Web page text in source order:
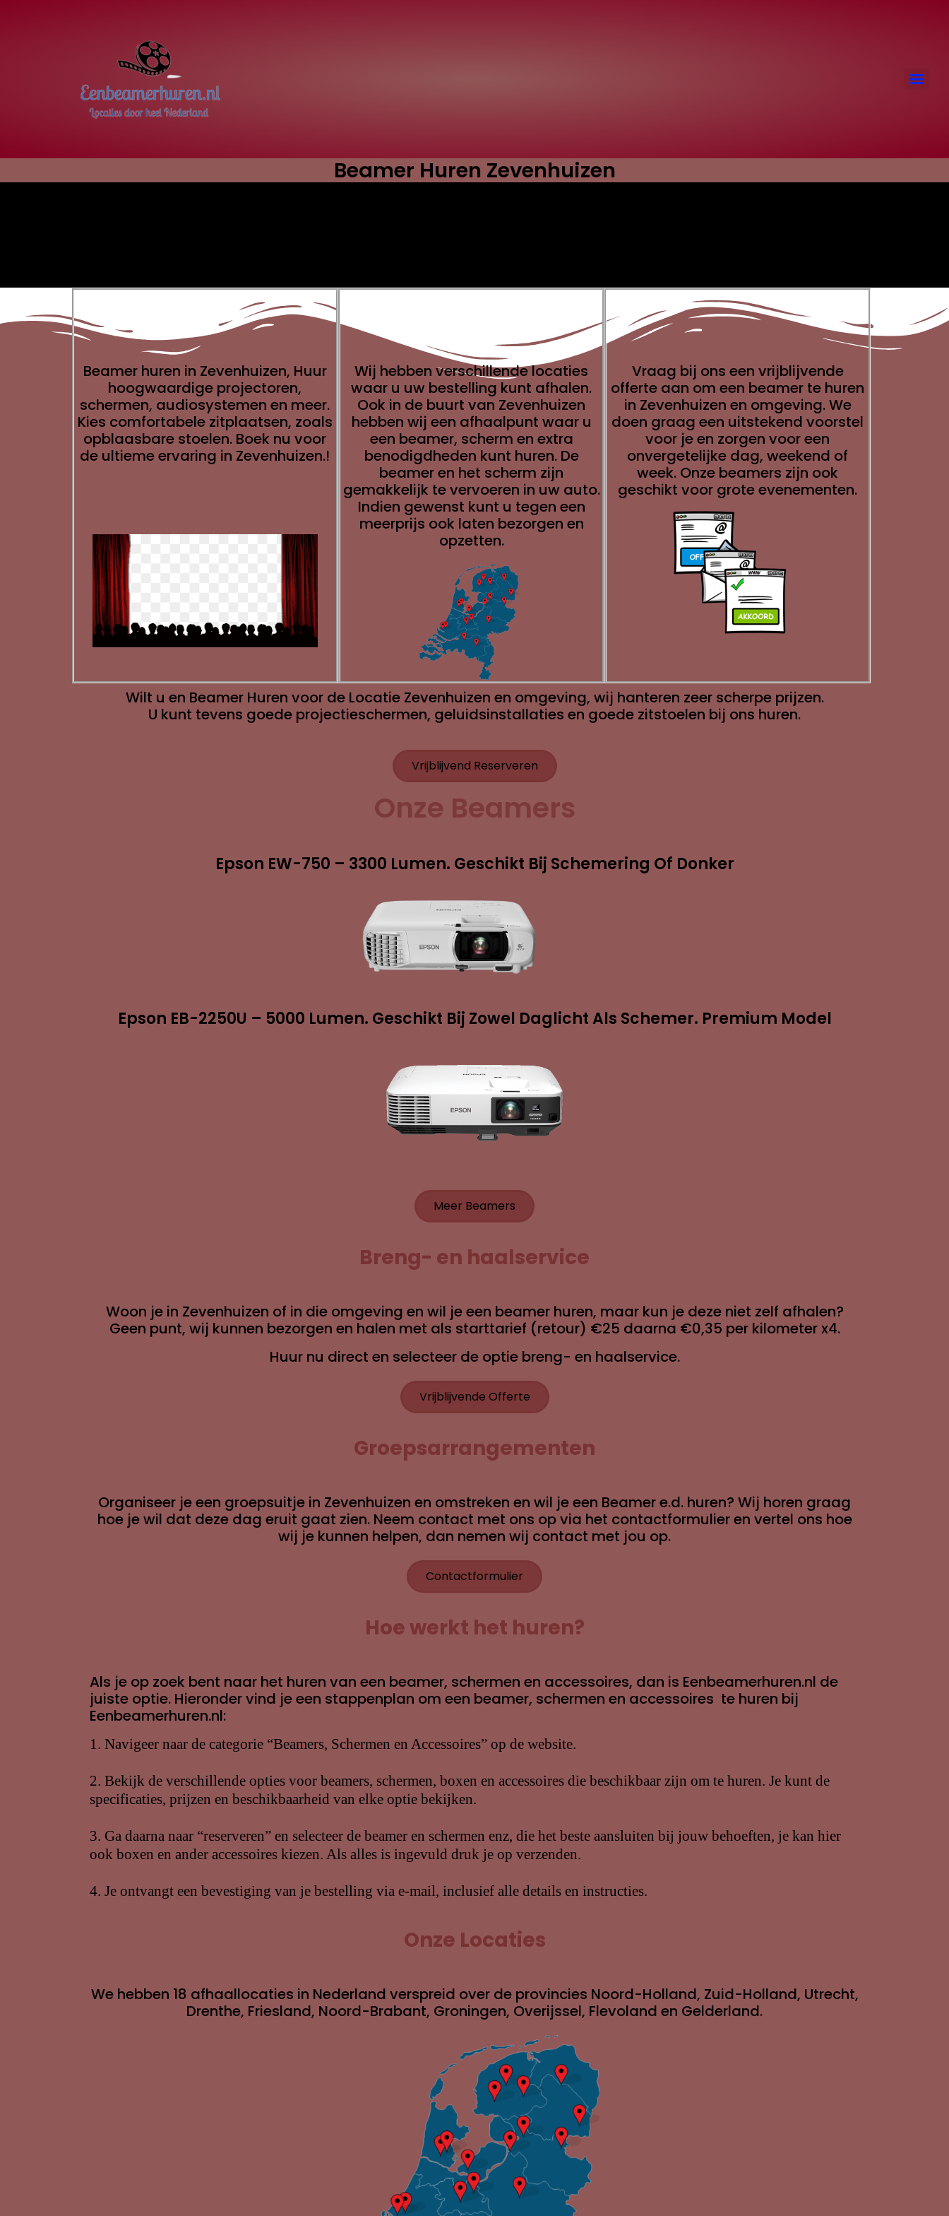
Beamer Huren Zevenhuizen
Beamer huren in Zevenhuizen, Huur
hoogwaardige projectoren,
schermen, audiosystemen en meer.
Kies comfortabele zitplaatsen, zoals
opblaasbare stoelen. Boek nu voor
de ultieme ervaring in Zevenhuizen.!
Wij hebben verschillende locaties
waar u uw bestelling kunt afhalen.
Ook in de buurt van Zevenhuizen
hebben wij een afhaalpunt waar u
een beamer, scherm en extra
benodigdheden kunt huren. De
beamer en het scherm zijn
gemakkelijk te vervoeren in uw auto.
Indien gewenst kunt u tegen een
meerprijs ook laten bezorgen en
opzetten.
Vraag bij ons een vrijblijvende
offerte aan om een beamer te huren
in Zevenhuizen en omgeving. We
doen graag een uitstekend voorstel
voor je en zorgen voor een
onvergetelijke dag, weekend of
week. Onze beamers zijn ook
geschikt voor grote evenementen.
Wilt u en Beamer Huren voor de Locatie Zevenhuizen en omgeving, wij hanteren zeer scherpe prijzen.
U kunt tevens goede projectieschermen, geluidsinstallaties en goede zitstoelen bij ons huren.
Vrijblijvend Reserveren
Onze Beamers
Epson EW-750 – 3300 Lumen. Geschikt Bij Schemering Of Donker
Epson EB-2250U – 5000 Lumen. Geschikt Bij Zowel Daglicht Als Schemer. Premium Model
Meer Beamers
Breng- en haalservice
Woon je in Zevenhuizen of in die omgeving en wil je een beamer huren, maar kun je deze niet zelf afhalen?
Geen punt, wij kunnen bezorgen en halen met als starttarief (retour) €25 daarna €0,35 per kilometer x4.
Huur nu direct en selecteer de optie breng- en haalservice.
Vrijblijvende Offerte
Groepsarrangementen
Organiseer je een groepsuitje in Zevenhuizen en omstreken en wil je een Beamer e.d. huren? Wij horen graag
hoe je wil dat deze dag eruit gaat zien. Neem contact met ons op via het contactformulier en vertel ons hoe
wij je kunnen helpen, dan nemen wij contact met jou op.
Contactformulier
Hoe werkt het huren?
Als je op zoek bent naar het huren van een beamer, schermen en accessoires, dan is Eenbeamerhuren.nl de
juiste optie. Hieronder vind je een stappenplan om een beamer, schermen en accessoires te huren bij
Eenbeamerhuren.nl:
1. Navigeer naar de categorie “Beamers, Schermen en Accessoires” op de website.
2. Bekijk de verschillende opties voor beamers, schermen, boxen en accessoires die beschikbaar zijn om te huren. Je kunt de
specificaties, prijzen en beschikbaarheid van elke optie bekijken.
3. Ga daarna naar “reserveren” en selecteer de beamer en schermen enz, die het beste aansluiten bij jouw behoeften, je kan hier
ook boxen en ander accessoires kiezen. Als alles is ingevuld druk je op verzenden.
4. Je ontvangt een bevestiging van je bestelling via e-mail, inclusief alle details en instructies.
Onze Locaties
We hebben 18 afhaallocaties in Nederland verspreid over de provincies Noord-Holland, Zuid-Holland, Utrecht,
Drenthe, Friesland, Noord-Brabant, Groningen, Overijssel, Flevoland en Gelderland.